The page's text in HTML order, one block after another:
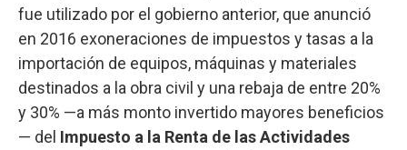
fue utilizado por el gobierno anterior, que anunció
en 2016 exoneraciones de impuestos y tasas a la
importación de equipos, máquinas y materiales
destinados a la obra civil y una rebaja de entre 20%
y 30% —a más monto invertido mayores beneficios
— del Impuesto a la Renta de las Actividades